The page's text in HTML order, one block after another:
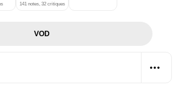
141 notes, 32 critiques
VOD